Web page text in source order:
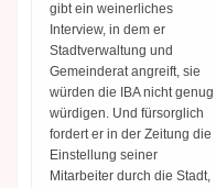
gibt ein weinerliches
Interview, in dem er
Stadtverwaltung und
Gemeinderat angreift, sie
würden die IBA nicht genug
würdigen. Und fürsorglich
fordert er in der Zeitung die
Einstellung seiner
Mitarbeiter durch die Stadt,